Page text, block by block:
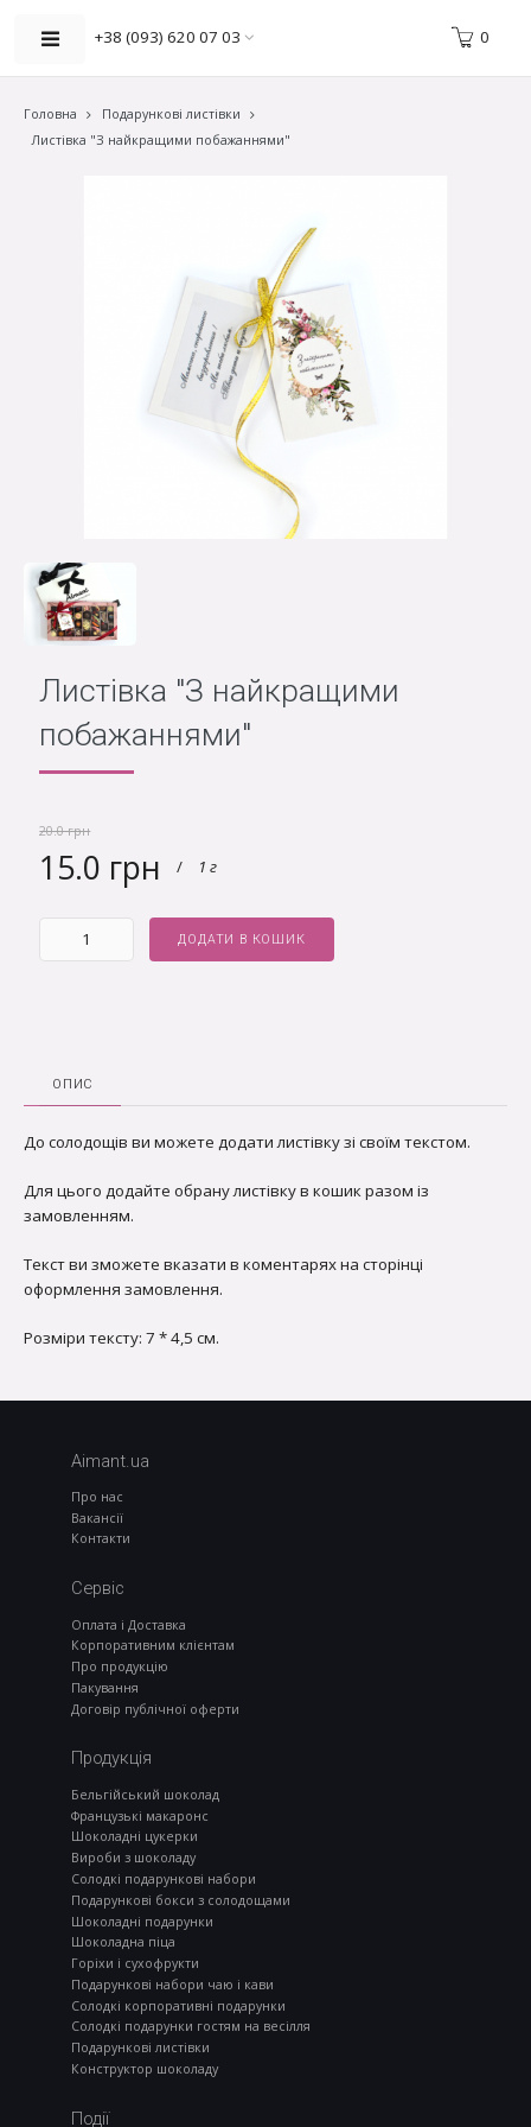
+38 (093) 620 07 03 0
Головна
Подарункові листівки
Листівка "З найкращими побажаннями"
Листівка "З найкращими
побажаннями"
20.0 грн
15.0 грн / 1 г
ДОДАТИ В КОШИК
ОПИС
До солодощів ви можете додати листівку зі своїм текстом.
Для цього додайте обрану листівку в кошик разом із
замовленням.
Текст ви зможете вказати в коментарях на сторінці
оформлення замовлення.
Розміри тексту: 7 * 4,5 см.
Aimant.ua
Про нас
Вакансії
Контакти
Сервіс
Оплата і Доставка
Корпоративним клієнтам
Про продукцію
Пакування
Договір публічної оферти
Продукція
Бельгійський шоколад
Французькі макаронс
Шоколадні цукерки
Вироби з шоколаду
Солодкі подарункові набори
Подарункові бокси з солодощами
Шоколадні подарунки
Шоколадна піца
Горіхи і сухофрукти
Подарункові набори чаю і кави
Солодкі корпоративні подарунки
Солодкі подарунки гостям на весілля
Подарункові листівки
Конструктор шоколаду
Події